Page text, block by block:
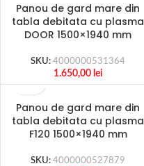
Panou de gard mare din
tabla debitata cu plasma
DOOR 1500×1940 mm
SKU:4000000531364
1.650,00 lei
Panou de gard mare din
tabla debitata cu plasma
F120 1500×1940 mm
SKU:4000000527879